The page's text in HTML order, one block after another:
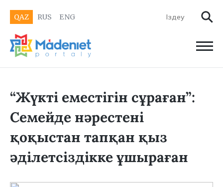
QAZ RUS ENG
“Жүкті еместігін сұраған”:
Семейде нәрестені
қоқыстан тапқан қыз
әділетсіздікке ұшыраған